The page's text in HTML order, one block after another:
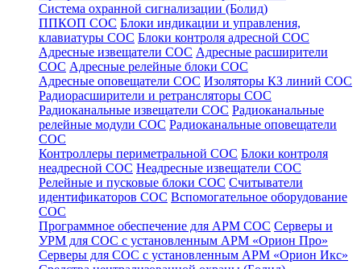
Система охранной сигнализации (Болид)
ППКОП СОС Блоки индикации и управления,
клавиатуры СОС Блоки контроля адресной СОС
Адресные извещатели СОС Адресные расширители
СОС Адресные релейные блоки СОС
Адресные оповещатели СОС Изоляторы КЗ линий СОС
Радиорасширители и ретрансляторы СОС
Радиоканальные извещатели СОС Радиоканальные
релейные модули СОС Радиоканальные оповещатели
СОС
Контроллеры периметральной СОС Блоки контроля
неадресной СОС Неадресные извещатели СОС
Релейные и пусковые блоки СОС Считыватели
идентификаторов СОС Вспомогательное оборудование
СОС
Программное обеспечение для АРМ СОС Серверы и
УРМ для СОС с установленным АРМ «Орион Про»
Серверы для СОС с установленным АРМ «Орион Икс»